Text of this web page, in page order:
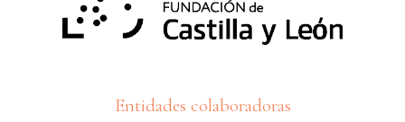
Entidades colaboradoras